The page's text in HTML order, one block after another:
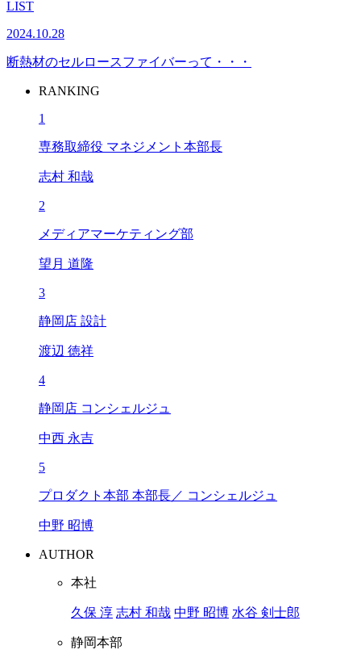
LIST
2024.10.28
断熱材のセルロースファイバーって・・・
RANKING
1
専務取締役 マネジメント本部長
志村 和哉
2
メディアマーケティング部
望月 道隆
3
静岡店 設計
渡辺 徳祥
4
静岡店 コンシェルジュ
中西 永吉
5
プロダクト本部 本部長／ コンシェルジュ
中野 昭博
AUTHOR
本社
久保 淳 志村 和哉 中野 昭博 水谷 剣士郎
静岡本部